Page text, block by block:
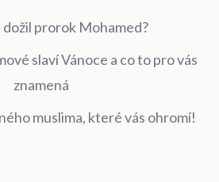
dožil prorok Mohamed?
slaví Vánoce a co to pro vás
znamená
muslima, které vás ohromí!